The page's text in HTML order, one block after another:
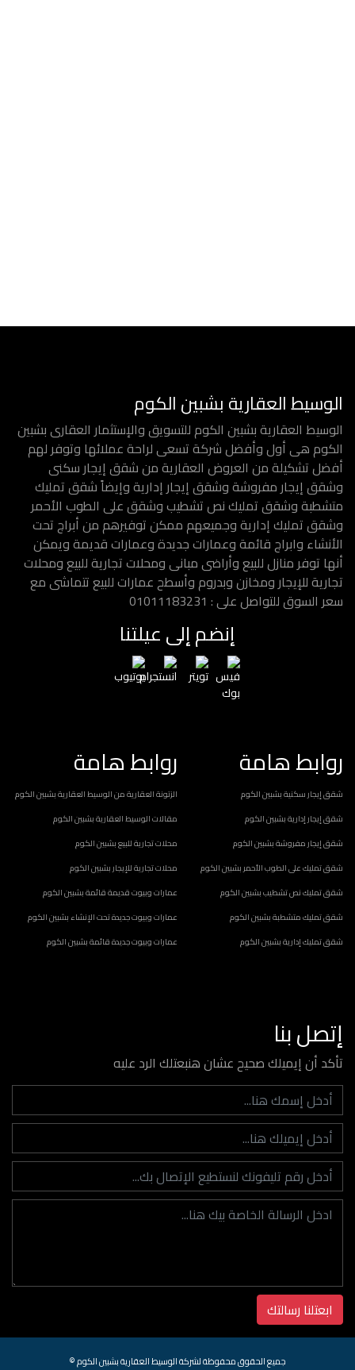
الوسيط العقارية بشبين الكوم
الوسيط العقارية بشبين الكوم للتسويق والإستثمار العقارى بشبين
الكوم هى أول وأفضل شركة تسعى لراحة عملائها وتوفر لهم
أفضل تشكيلة من العروض العقارية من شقق إيجار سكنى
وشقق إيجار مفروشة وشقق إيجار إدارية وإيضاً شقق تمليك
متشطبة وشقق تمليك نص تشطيب وشقق على الطوب الأحمر
وشقق تمليك إدارية وجميعهم ممكن توفيرهم من أبراج تحت
الأنشاء وابراج قائمة وعمارات جديدة وعمارات قديمة ويمكن
أنها توفر منازل للبيع وأراضى مبانى ومحلات تجارية للبيع ومحلات
تجارية للإيجار ومخازن وبدروم وأسطح عمارات للبيع تتماشى مع
سعر السوق للتواصل على : 01011183231
إنضم إلى عيلتنا
روابط هامة
شقق إيجار سكنية بشبين الكوم
شقق إيجار إدارية بشبين الكوم
شقق إيجار مفروشة بشبين الكوم
شقق تمليك على الطوب الأحمر بشبين الكوم
شقق تمليك نص تشطيب بشبين الكوم
شقق تمليك متشطبة بشبين الكوم
شقق تمليك إدارية بشبين الكوم
روابط هامة
الزتونة العقارية من الوسيط العقارية بشبين الكوم
مقالات الوسيط العقارية بشبين الكوم
محلات تجارية للبيع بشبين الكوم
محلات تجارية للإيجار بشبين الكوم
عمارات وبيوت قديمة قائمة بشبين الكوم
عمارات وبيوت جديدة تحت الإنشاء بشبين الكوم
عمارات وبيوت جديدة قائمة بشبين الكوم
إتصل بنا
تأكد أن إيميلك صحيح عشان هنبعتلك الرد عليه
جميع الحقوق محفوظة لشركة الوسيط العقارية بشبين الكوم ©